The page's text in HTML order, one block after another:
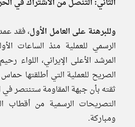
الثاني: التنصل من الاشتراك في
وللبرهنة على العامل الأول، فقد
الرسمي للعملية منذ الساعات
المرشد الأعلى الإيراني، اللواء
الصريح للعملية التي أطلقتها
ثقته بأن جبهة المقاومة ستنتصر في
التصريحات الرسمية من أقطاب
ومباركة.